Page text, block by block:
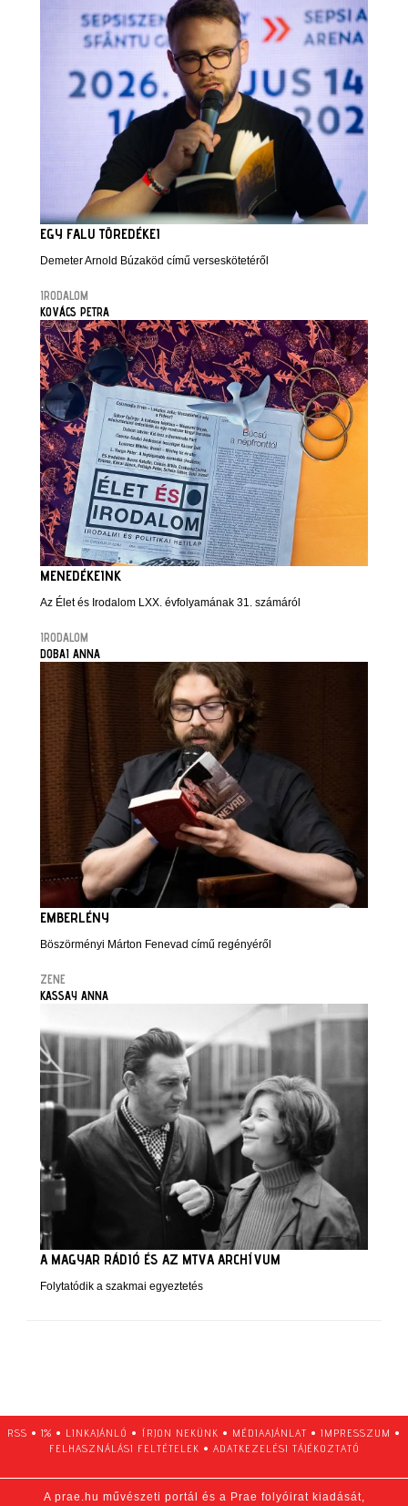
EGY FALU TÖREDÉKEI
Demeter Arnold Búzaköd című verseskötetéről
IRODALOM
KOVÁCS PETRA
MENEDÉKEINK
Az Élet és Irodalom LXX. évfolyamának 31. számáról
IRODALOM
DOBAI ANNA
EMBERLÉNY
Böszörményi Márton Fenevad című regényéről
ZENE
KASSAY ANNA
A MAGYAR RÁDIÓ ÉS AZ MTVA ARCHÍVUM
Folytatódik a szakmai egyeztetés
RSS • 1% • LINKAJÁNLÓ • ÍRJON NEKÜNK • MÉDIAAJÁNLAT • IMPRESSZUM •
FELHASZNÁLÁSI FELTÉTELEK • ADATKEZELÉSI TÁJÉKOZTATÓ
A prae.hu művészeti portál és a Prae folyóirat kiadását,